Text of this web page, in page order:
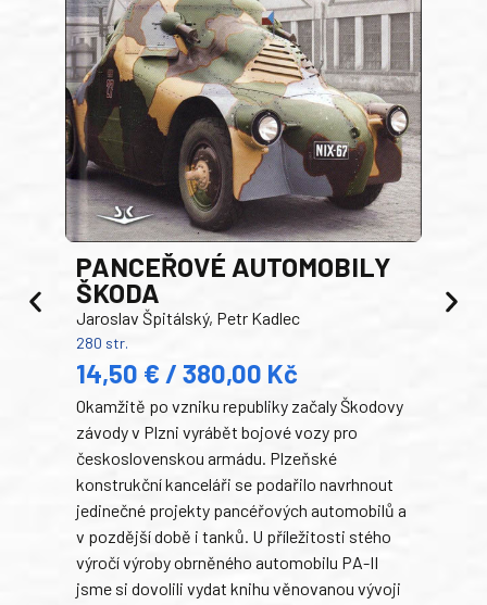
PANCEŘOVÉ AUTOMOBILY
ŠKODA
Jaroslav Špitálský, Petr Kadlec
280 str.
14,50 € / 380,00 Kč
Okamžitě po vzniku republiky začaly Škodovy
závody v Plzni vyrábět bojové vozy pro
československou armádu. Plzeňské
konstrukční kanceláři se podařilo navrhnout
jedinečné projekty pancéřových automobilů a
v pozdější době i tanků. U příležitosti stého
výročí výroby obrněného automobilu PA-II
jsme si dovolili vydat knihu věnovanou vývoji